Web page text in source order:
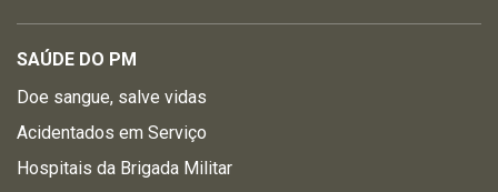
SAÚDE DO PM
Doe sangue, salve vidas
Acidentados em Serviço
Hospitais da Brigada Militar